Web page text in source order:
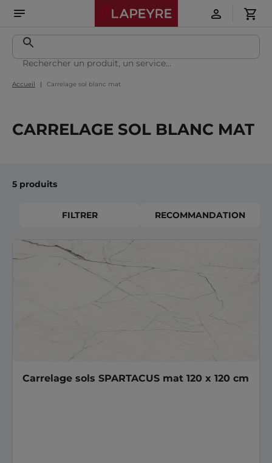
Accueil Carrelage sol blanc mat
CARRELAGE SOL BLANC MAT
5 produits
FILTRER RECOMMANDATION
Carrelage sols SPARTACUS mat 120 x 120 cm